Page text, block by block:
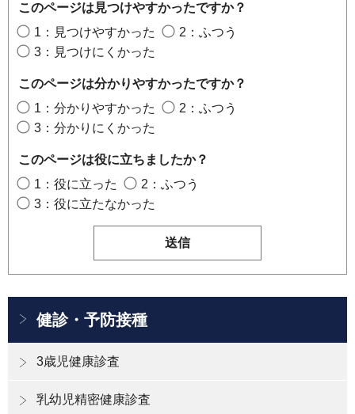
このページは見つけやすかったですか？
1：見つけやすかった
2：ふつう
3：見つけにくかった
このページは分かりやすかったですか？
1：分かりやすかった
2：ふつう
3：分かりにくかった
このページは役に立ちましたか？
1：役に立った
2：ふつう
3：役に立たなかった
健診・予防接種
3歳児健康診査
乳幼児精密健康診査